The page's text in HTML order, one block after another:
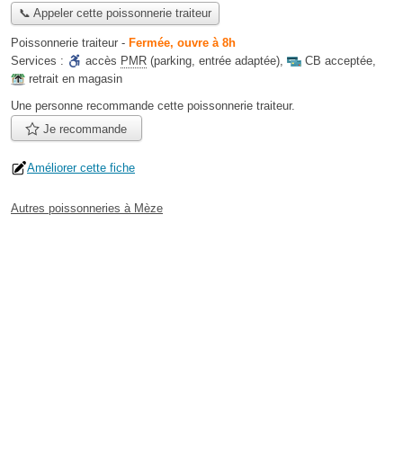
📞 Appeler cette poissonnerie traiteur
Poissonnerie traiteur - Fermée, ouvre à 8h
Services :
accès PMR (parking, entrée adaptée), CB acceptée,
retrait en magasin
Une personne recommande cette poissonnerie traiteur.
Je recommande
Améliorer cette fiche
Autres poissonneries à Mèze